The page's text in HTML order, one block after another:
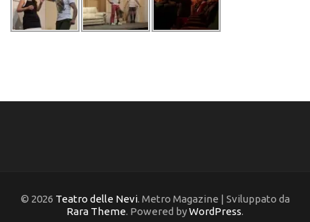
© 2026 Teatro delle Nevi. Metro Magazine | Sviluppato da
Rara Theme. Powered byWordPress.